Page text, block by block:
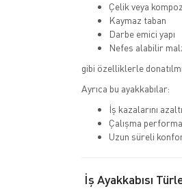
Çelik veya
Kaymaz taban
Darbe emici yapı
Nefes alabilir
gibi özelliklerle
Ayrıca bu ayakkabılar:
İş kazalarını
Çalışma
Uzun süreli
İş Ayakkabısı